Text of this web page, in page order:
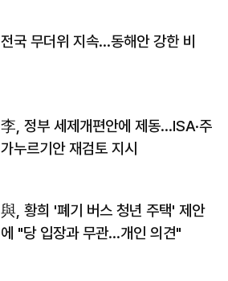
전국 무더위 지속…동해안 강한 비
李, 정부 세제개편안에 제동…ISA·주
가누르기안 재검토 지시
與, 황희 '폐기 버스 청년 주택' 제안
에 "당 입장과 무관…개인 의견"